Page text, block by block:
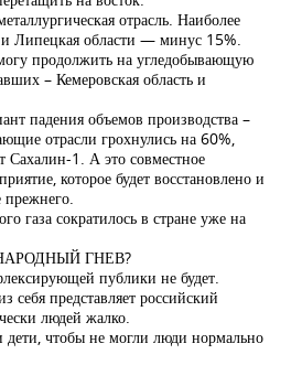
отрасль. Наиболее
и Липецкая области — минус 15%.
продолжить на угледобывающую
– Кемеровская область и
падения объемов производства –
отрасли грохнулись на 60%,
Сахалин-1. А это совместное
которое будет восстановлено и
прежнего.
газа сократилось в стране уже на
ГНЕВ?
публики не будет.
себя представляет российский
людей жалко.
дети, чтобы не могли люди нормально